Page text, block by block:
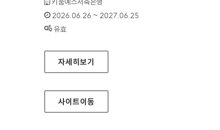
인증기간 :
2026.06.26 ~ 2027.06.25
상태 :
유효
키움예스저축은행(모바일웹)
자세히보기
사이트이동